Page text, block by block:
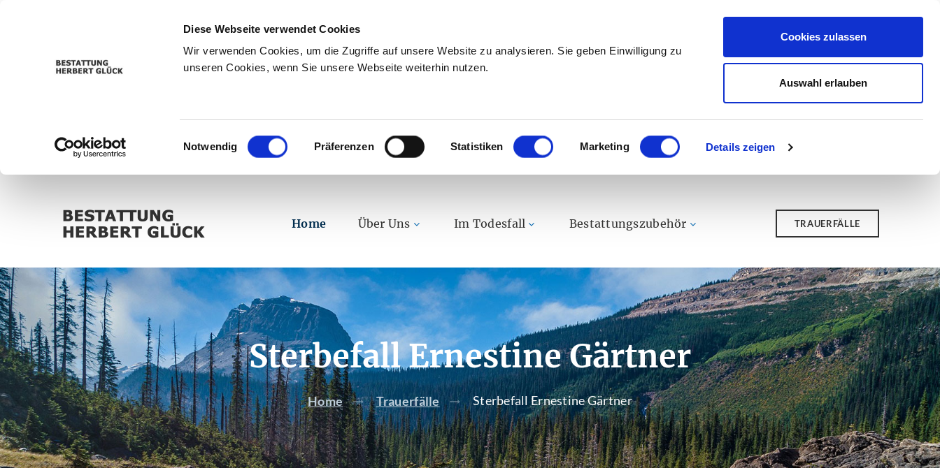
Diese Webseite verwendet Cookies
Wir verwenden Cookies, um die Zugriffe auf unsere Website zu analysieren. Sie geben Einwilligung zu
unseren Cookies, wenn Sie unsere Webseite weiterhin nutzen.
Einwilligungsauswahl
Notwendig Präferenzen Statistiken Marketing Details zeigen
Cookies zulassen
Auswahl erlauben
Home Über Uns Im Todesfall Bestattungszubehör TRAUERFÄLLE
Sterbefall Ernestine Gärtner
Home Trauerfälle Sterbefall Ernestine Gärtner